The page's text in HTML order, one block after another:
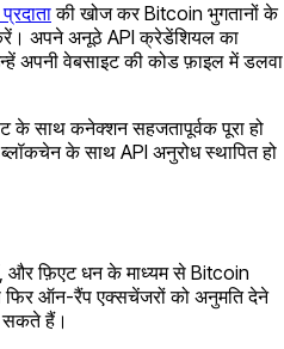
की खोज कर Bitcoin भुगतानों के
करें। अपने अनूठे API क्रेडेंशियल का
अपनी वेबसाइट की कोड फ़ाइल में डलवा
के साथ कनेक्शन सहजतापूर्वक पूरा हो
के साथ API अनुरोध स्थापित हो
और फ़िएट धन के माध्यम से Bitcoin
फिर ऑन-रैंप एक्सचेंजरों को अनुमति देने
सकते हैं।